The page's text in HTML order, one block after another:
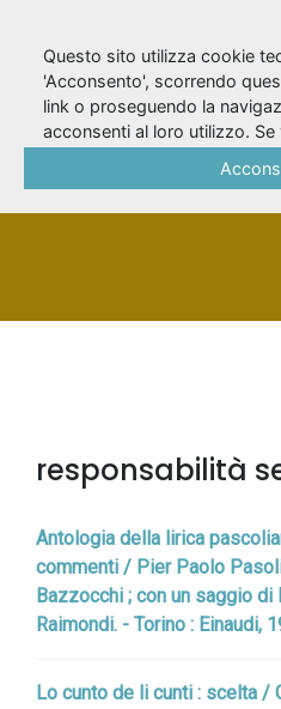
Raimondi,
PERSONA
responsabilità
Antologia della lirica
commenti / Pier Paolo
Bazzocchi ; con un saggio
Raimondi. - Torino : Einaudi,
Lo cunto de li cunti : scelta /
Questo sito utilizza cookie
'Acconsento', scorrendo
link o proseguendo la
acconsenti al loro utilizzo.